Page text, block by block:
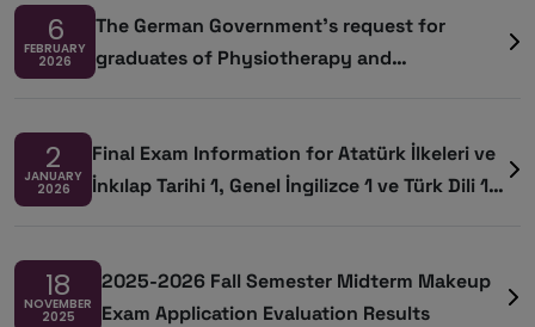
6
FEBRUARY
2026
The German Government’s request for
graduates of Physiotherapy and
2
JANUARY
2026
Final Exam Information for Atatürk İlkeleri ve
İnkılap Tarihi 1, Genel İngilizce 1 ve Türk Dili 1
18
NOVEMBER
2025
2025-2026 Fall Semester Midterm Makeup
Exam Application Evaluation Results